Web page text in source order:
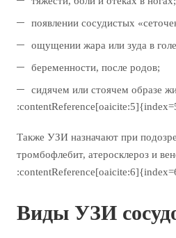
появлении сосудистых
ощущении жара или зуда в
беременности, после родов;
сидячем или стоячем образе
Также УЗИ назначают при
тромбофлебит, атеросклероз и
Виды УЗИ